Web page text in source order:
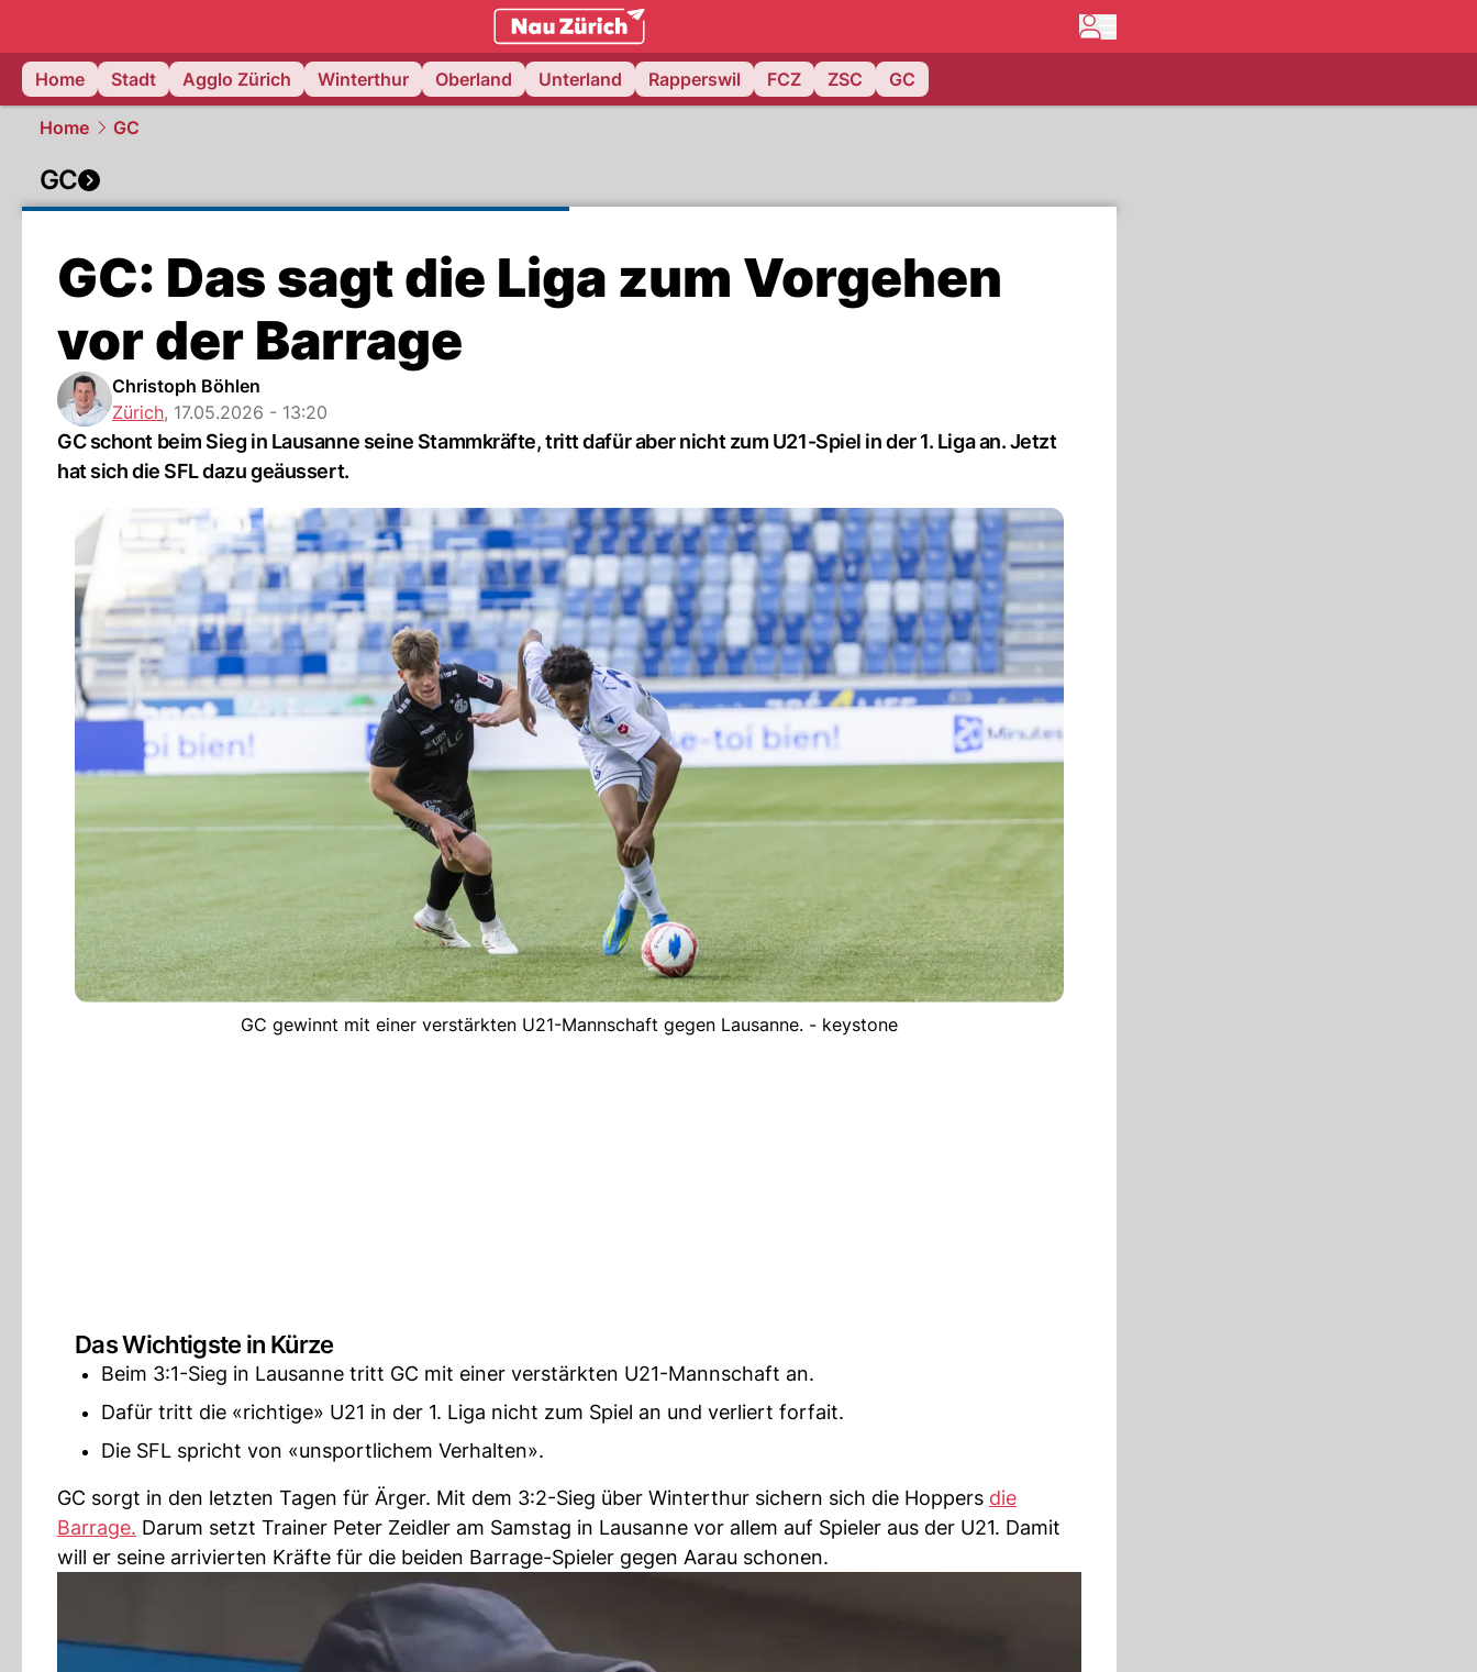
zurich.NAU.ch
Home
Stadt Agglo Zürich Winterthur Oberland Unterland Rapperswil FCZ ZSC GC
Home GC
GC
GC: Das sagt die Liga zum Vorgehen
vor der Barrage
Christoph Böhlen
Zürich, 17.05.2026 - 13:20
GC schont beim Sieg in Lausanne seine Stammkräfte, tritt dafür aber nicht zum U21-Spiel in der 1. Liga an. Jetzt
hat sich die SFL dazu geäussert.
GC gewinnt mit einer verstärkten U21-Mannschaft gegen Lausanne. - keystone
Das Wichtigste in Kürze
Beim 3:1-Sieg in Lausanne tritt GC mit einer verstärkten U21-Mannschaft an.
Dafür tritt die «richtige» U21 in der 1. Liga nicht zum Spiel an und verliert forfait.
Die SFL spricht von «unsportlichem Verhalten».
GC sorgt in den letzten Tagen für Ärger. Mit dem 3:2-Sieg über Winterthur sichern sich die Hoppers die
Barrage. Darum setzt Trainer Peter Zeidler am Samstag in Lausanne vor allem auf Spieler aus der U21. Damit
will er seine arrivierten Kräfte für die beiden Barrage-Spieler gegen Aarau schonen.